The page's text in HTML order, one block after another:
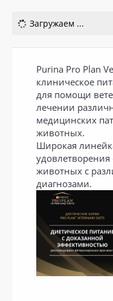
Загружаем ...
Purina Pro Plan
клиническое
для помощи
лечении
медицинских
животных.
Широкая
удовлетворения
животных с
диагнозами.